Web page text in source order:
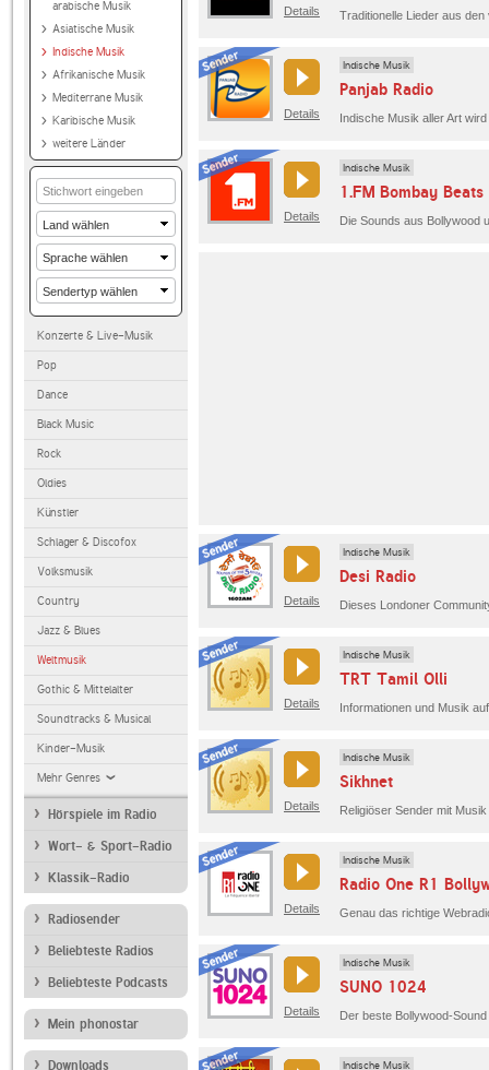
arabische Musik
Asiatische Musik
Indische Musik
Afrikanische Musik
Mediterrane Musik
Karibische Musik
weitere Länder
Konzerte & Live-Musik
Pop
Dance
Black Music
Rock
Oldies
Künstler
Schlager & Discofox
Volksmusik
Country
Jazz & Blues
Weltmusik
Gothic & Mittelalter
Soundtracks & Musical
Kinder-Musik
Mehr Genres
Hörspiele im Radio
Wort- & Sport-Radio
Klassik-Radio
Radiosender
Beliebteste Radios
Beliebteste Podcasts
Mein phonostar
Downloads
Details
Details
Indische Musik
Panjab Radio
Indische Musik aller Art
Details
Indische Musik
1.FM Bombay Beats
Die Sounds aus Bollywood
Details
Indische Musik
Desi Radio
Details
Indische Musik
TRT Tamil Olli
Details
Indische Musik
Sikhnet
Religiöser Sender mit
Details
Indische Musik
Radio One R1
Details
Indische Musik
SUNO 1024
Indische Musik